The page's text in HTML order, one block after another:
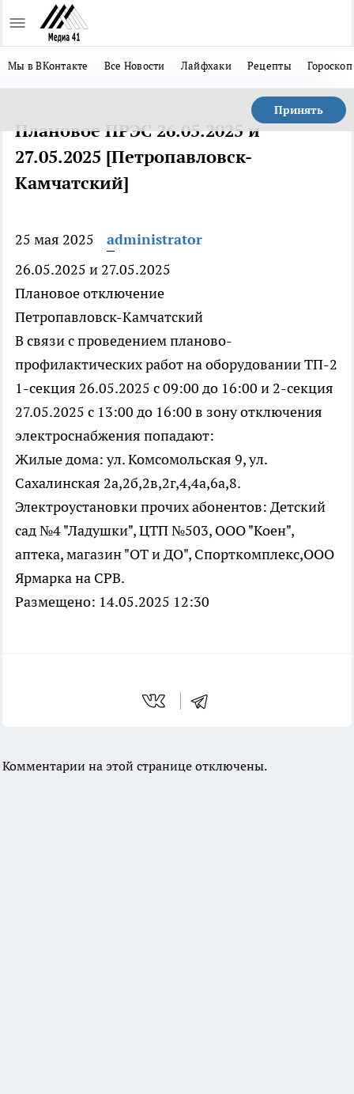
Мы в ВКонтакте Все Новости Лайфхаки Рецепты Гороскоп
Принять
Плановое ПРЭС 26.05.2025 и
27.05.2025 [Петропавловск-
Камчатский]
25 мая 2025
administrator
26.05.2025 и 27.05.2025
Плановое отключение
Петропавловск-Камчатский
В связи с проведением планово-
профилактических работ на оборудовании ТП-2
1-секция 26.05.2025 с 09:00 до 16:00 и 2-секция
27.05.2025 с 13:00 до 16:00 в зону отключения
электроснабжения попадают:
Жилые дома: ул. Комсомольская 9, ул.
Сахалинская 2а,2б,2в,2г,4,4а,6а,8.
Электроустановки прочих абонентов: Детский
сад №4 "Ладушки", ЦТП №503, ООО "Коен",
аптека, магазин "ОТ и ДО", Спорткомплекс,ООО
Ярмарка на СРВ.
Размещено: 14.05.2025 12:30
Комментарии на этой странице отключены.